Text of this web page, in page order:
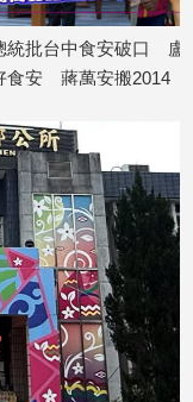
總統
國
蔣萬安回應
還是油飯，